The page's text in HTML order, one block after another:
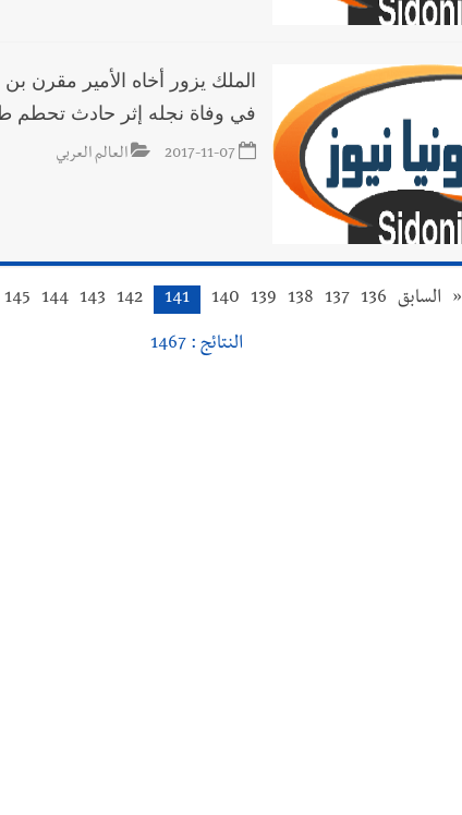
الملك يزور أخاه الأمير مقرن
في وفاة نجله إثر حادث تحطم
2017-11-07 العالم العربي
« السابق 136
137
138
139
140
141
142
143
144
145
النتائج : 1467